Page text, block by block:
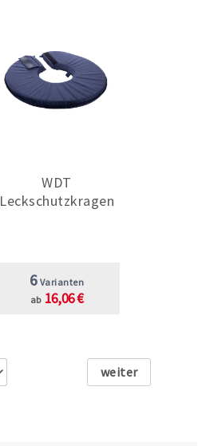
WDT
Leckschutzkragen
6 Varianten
ab 16,06 €
Weiter